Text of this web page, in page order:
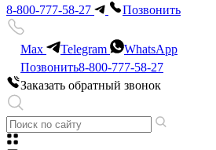
8-800-777-58-27
Позвонить
Max Telegram
WhatsApp
Позвонить8-800-777-58-27
Заказать обратный звонок